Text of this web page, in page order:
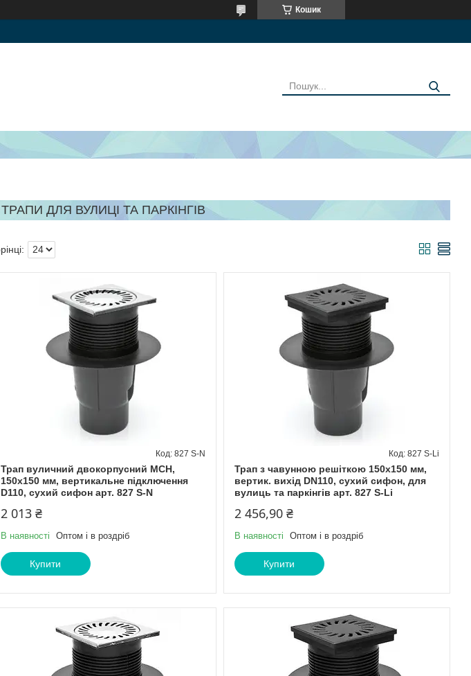
Кошик
ТРАПИ ДЛЯ ВУЛИЦІ ТА ПАРКІНГІВ
Трап вуличний двокорпусний МСН,
150х150 мм, вертикальне підключення
D110, сухий сифон арт. 827 S-N
827 S-N
2 013 ₴
В наявності Оптом і в роздріб
Купити
Трап з чавунною решіткою 150х150 мм,
вертик. вихід DN110, сухий сифон, для
вулиць та паркінгів арт. 827 S-Li
827 S-Li
2 456,90 ₴
В наявності Оптом і в роздріб
Купити